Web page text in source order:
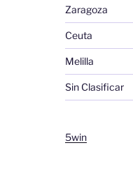
Zaragoza
Ceuta
Melilla
Sin Clasificar
5win